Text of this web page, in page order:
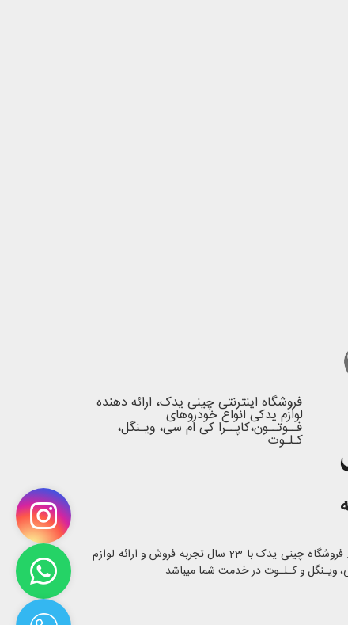
فروشگاه اینترنتی چینی یدک، ارائه دهنده
لوازم یدکی انواع خودروهای
فــوتــون،کاپــرا کی ام سی، ویـنگل،
کـلـوت
با یک بار خرید مشتری دائمی ما شوید. فروشگاه چینی یدک با 23 سال تجربه فروش و ارائه لوازم
ویـنگل و کـلـوت در خدمت شما میباشد